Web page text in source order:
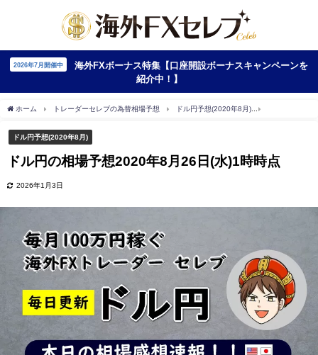
2026年7月開催中
海外FXボーナス特集【口座開設ボーナスキャンペーンを
紹介中！】
ホーム トレーダーセレブの為替相場予想 ドル円予想(2020年8月)
ドル円予想(2020年8月)
ドル円の相場予想2020年8月26日(水)1時時点
2026年1月3日